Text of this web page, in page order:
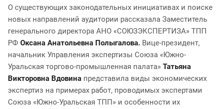
О существующих законодательных инициативах и поиске
новых направлений аудитории рассказала Заместитель
генерального директора АНО «СОЮЗЭКСПЕРТИЗА» ТПП
РФ Оксана Анатольевна Полыгалова. Вице-президент,
начальник Управления экспертизы Союза «Южно-
Уральская торгово-промышленная палата» Татьяна
Викторовна Вдовина представила виды экономических
экспертиз на примерах работ, проводимых экспертами
Союза «Южно-Уральская ТПП» и особенности их